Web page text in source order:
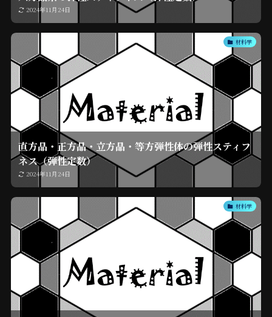
2024年11月24日
材料学
直方晶・正方晶・立方晶・等方弾性体の弾性スティフ
ネス（弾性定数）
2024年11月24日
材料学